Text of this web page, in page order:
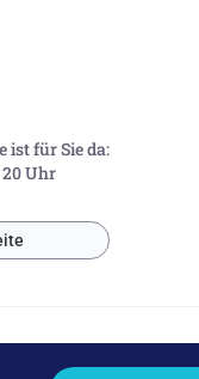
ist für Sie da:
Uhr